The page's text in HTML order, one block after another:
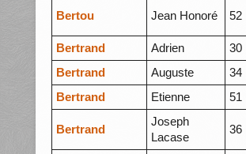
Bertou Jean Honoré 52
Bertrand
Adrien 30
Bertrand
Auguste 34
Bertrand
Etienne 51
Bertrand
Joseph
Lacase
36